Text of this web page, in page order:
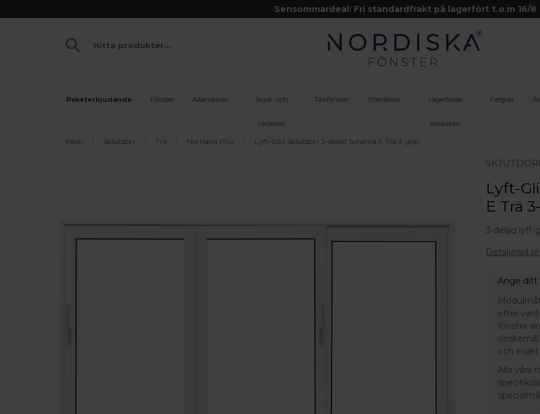
Sensommardeal: Fri standardfrakt på lagerfört t.o.m 16/8
Paketerbjudande Fönster Altandörrar Skjut- och
vikdörrar
Takfönster Ytterdörrar Lagerförda
produkter
Pergola
Hem Skjutdörr Trä Norrland Plus Lyft-Glid Skjutdörr 3-delad Schema E Trä 3-glas
Lyft-
E Trä
3-delad lyft-
Detaljerad
Ange
efter
fönster
och
Alla våra